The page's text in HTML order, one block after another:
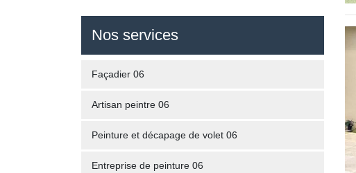
Nos services
Façadier 06
Artisan peintre 06
Peinture et décapage de volet 06
Entreprise de peinture 06